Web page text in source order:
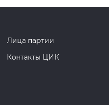
Лица партии
Контакты ЦИК